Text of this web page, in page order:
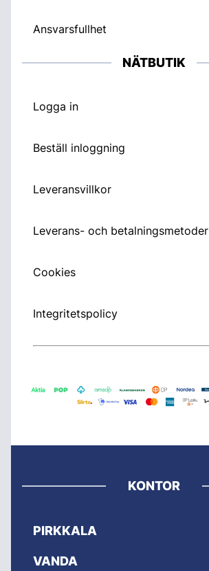
Ansvarsfullhet
NÄTBUTIK
Logga in
Beställ inloggning
Leveransvillkor
Leverans- och betalningsmetoder
Cookies
Integritetspolicy
KONTOR
PIRKKALA
VANDA